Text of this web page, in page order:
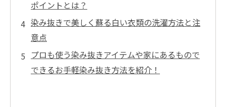
ポイントとは？
染み抜きで美しく蘇る白い衣類の洗濯方法と注
意点
プロも使う染み抜きアイテムや家にあるもので
できるお手軽染み抜き方法を紹介！